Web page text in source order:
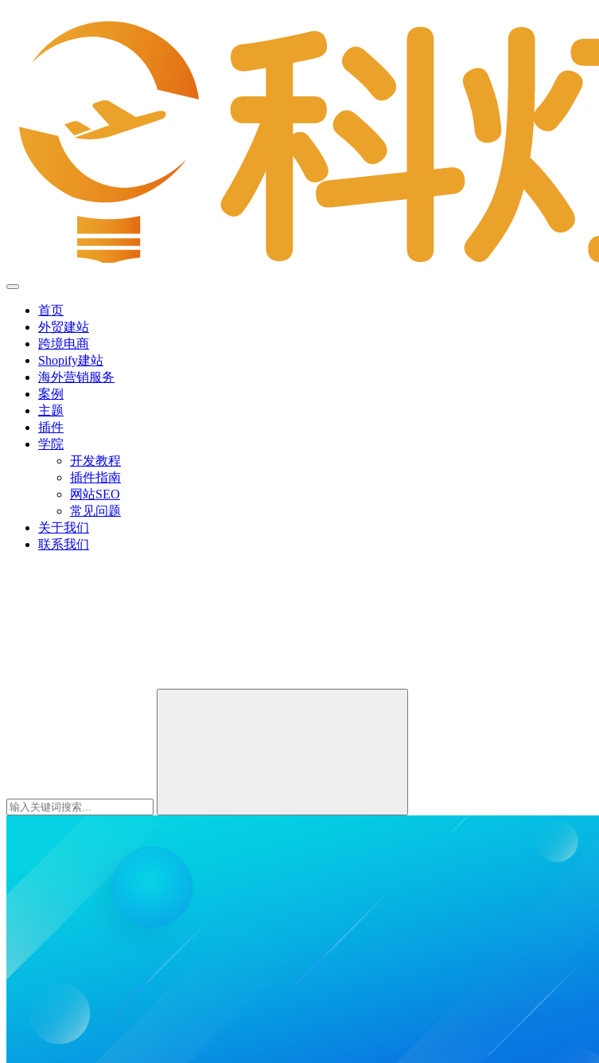
首页
外贸建站
跨境电商
Shopify建站
海外营销服务
案例
主题
插件
学院
开发教程
插件指南
网站SEO
常见问题
关于我们
联系我们